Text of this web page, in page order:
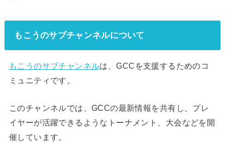
もこうのサブチャンネルについて
もこうのサブチャンネルは、GCCを支援するためのコ
ミュニティです。
このチャンネルでは、GCCの最新情報を共有し、プレ
イヤーが活躍できるようなトーナメント、大会などを開
催しています。